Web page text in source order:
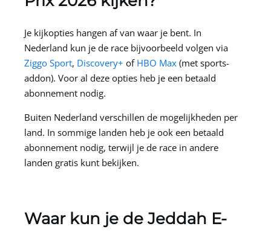
Je kijkopties hangen af van waar je bent. In
Nederland kun je de race bijvoorbeeld volgen via
Ziggo Sport, Discovery+ of HBO Max (met sports-
addon). Voor al deze opties heb je een betaald
abonnement nodig.
Buiten Nederland verschillen de mogelijkheden per
land. In sommige landen heb je ook een betaald
abonnement nodig, terwijl je de race in andere
landen gratis kunt bekijken.
Waar kun je de Jeddah E-